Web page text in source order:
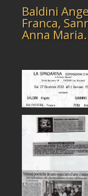
Baldini
Franca,
Anna Maria.